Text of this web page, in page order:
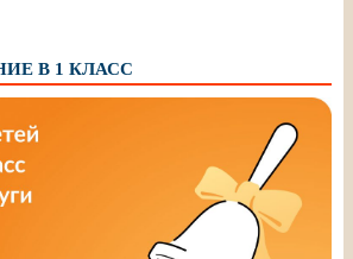
В 1 КЛАСС